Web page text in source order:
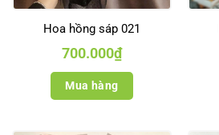
Hoa hồng sáp 021
700.000₫
Mua hàng